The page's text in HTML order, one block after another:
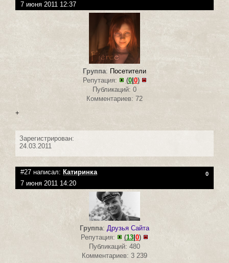
7 июня 2011 12:37
Группа: Посетители
Репутация:
(0| 0)
Публикаций: 0
Комментариев: 72
+
Зарегистрирован:
24.03.2011
#27 написал: Катиринка 0
7 июня 2011 14:20
Группа: Друзья Сайта
Репутация:
(13 0)
Публикаций: 480
Комментариев: 3 239